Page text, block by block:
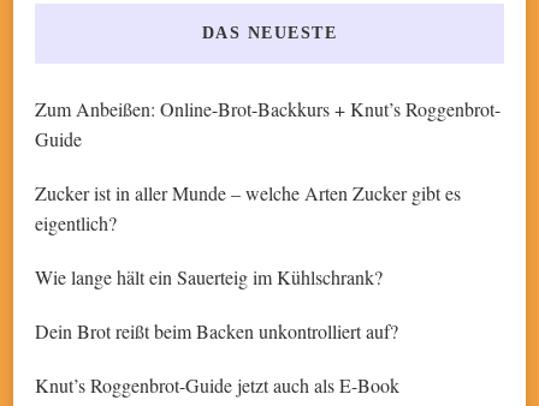
DAS NEUESTE
Zum Anbeißen: Online-Brot-Backkurs + Knut’s Roggenbrot-
Guide
Zucker ist in aller Munde – welche Arten Zucker gibt es
eigentlich?
Wie lange hält ein Sauerteig im Kühlschrank?
Dein Brot reißt beim Backen unkontrolliert auf?
Knut’s Roggenbrot-Guide jetzt auch als E-Book